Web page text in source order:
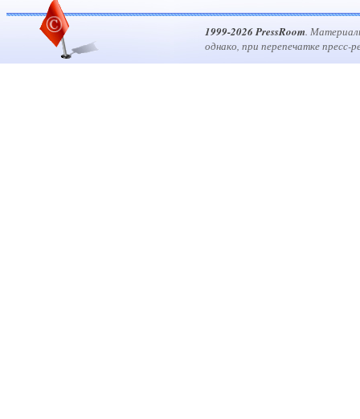
1999-2026 PressRoom.
однако, при перепечатке пресс-